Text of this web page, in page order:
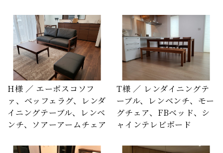
H様 ／ エーボスコソフ
ァ、ベッフェラグ、レンダ
イニングテーブル、レンベ
ンチ、ソアーアームチェア
T様 ／ レンダイニングテ
ーブル、レンベンチ、モー
グチェア、FBベッド、シ
ャインテレビボード